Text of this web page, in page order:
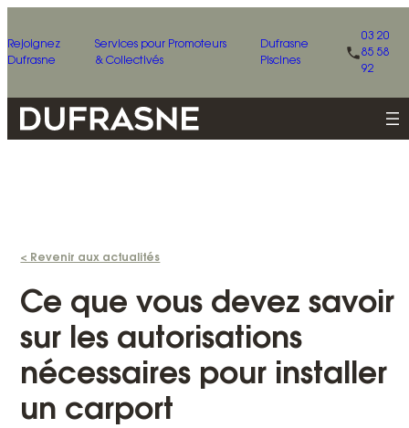
Rejoignez
Dufrasne
Services pour Promoteurs
& Collectivés
Dufrasne
Piscines
03 20
85 58
92
< Revenir aux actualités
Ce que vous devez savoir
sur les autorisations
nécessaires pour installer
un carport